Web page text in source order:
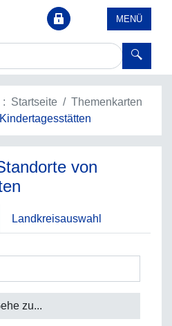
MENÜ
Startseite
Themenkarten
Kindertagesstätten
von
Landkreisauswahl
zu...